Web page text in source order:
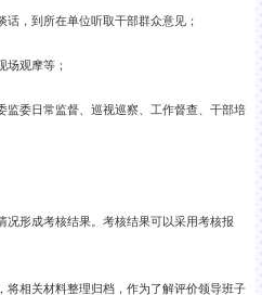
，到所在单位听取干部群众意见；
观摩等；
委日常监督、巡视巡察、工作督查、干部培
成考核结果。考核结果可以采用考核报
关材料整理归档，作为了解评价领导班子